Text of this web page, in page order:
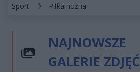
Kategorie artykułu:
Sport Piłka nożna
NAJNOWSZE
GALERIE ZDJĘĆ